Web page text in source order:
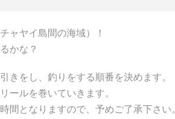
ャヤイ島間の海域）！
かな？
をし、釣りをする順番を決めます。
ールを巻いていきます。
間となりますので、予めご了承下さい。